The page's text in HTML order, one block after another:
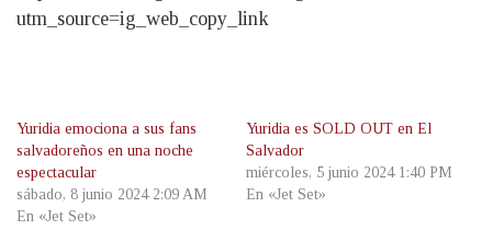
utm_source=ig_web_copy_link
Yuridia emociona a sus fans
salvadoreños en una noche
espectacular
sábado, 8 junio 2024 2:09 AM
En «Jet Set»
Yuridia es SOLD OUT en El
Salvador
miércoles, 5 junio 2024 1:40 PM
En «Jet Set»